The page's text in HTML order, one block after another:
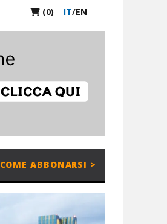
(0) IT/EN
COME ABBONARSI >